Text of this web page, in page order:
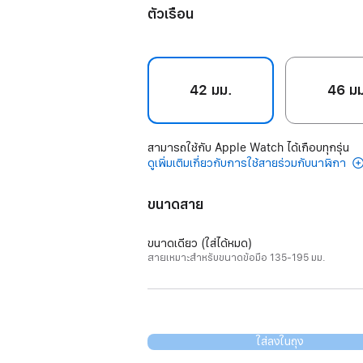
ตัวเรือน
42 มม. 46 ม
สามารถใช้กับ Apple Watch ได้เกือบทุกรุ่น
ดูเพิ่มเติมเกี่ยวกับการใช้สายร่วมกับนาฬิกา
ขนาดสาย
ขนาดเดียว (ใส่ได้หมด)
สายเหมาะสำหรับขนาดข้อมือ 135-195 มม.
ใส่ลงในถุง